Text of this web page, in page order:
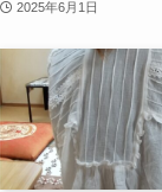
2025年6月1日